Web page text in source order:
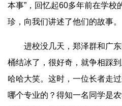
本事”，回忆起60多年前在学校
珍，向我们讲述了他们的故事。
进校没几天，郑泽群和广
桶结冰了，很好奇，就争相踩
哈哈大笑。这时，一位长者走
哪个专业的？得知一名同学是